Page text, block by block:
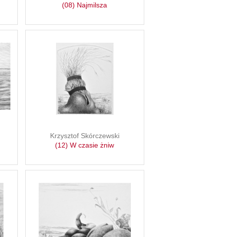
(08) Najmilsza
Krzysztof Skórczewski
(12) W czasie żniw